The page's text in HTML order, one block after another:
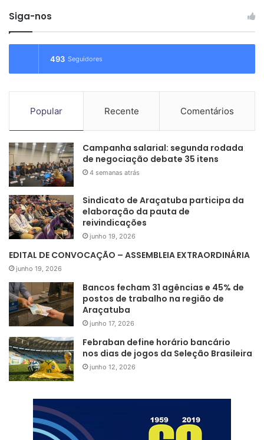
Siga-nos
493 Seguidores
Popular Recente Comentários
Campanha salarial: segunda rodada
de negociação debate 35 itens
4 semanas atrás
Sindicato de Araçatuba participa da
elaboração da pauta de
reivindicações
junho 19, 2026
EDITAL DE CONVOCAÇÃO – ASSEMBLEIA EXTRAORDINÁRIA
junho 19, 2026
Bancos fecham 31 agências e 45% de
postos de trabalho na região de
Araçatuba
junho 17, 2026
Febraban define horário bancário
nos dias de jogos da Seleção Brasileira
junho 12, 2026